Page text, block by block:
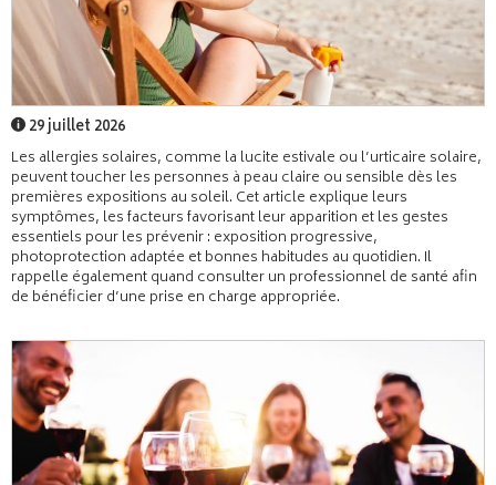
29 juillet 2026
Les allergies solaires, comme la lucite estivale ou l’urticaire solaire,
peuvent toucher les personnes à peau claire ou sensible dès les
premières expositions au soleil. Cet article explique leurs
symptômes, les facteurs favorisant leur apparition et les gestes
essentiels pour les prévenir : exposition progressive,
photoprotection adaptée et bonnes habitudes au quotidien. Il
rappelle également quand consulter un professionnel de santé afin
de bénéficier d’une prise en charge appropriée.